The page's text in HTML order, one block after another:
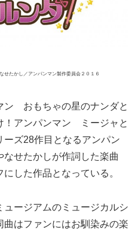
せたかし／アンパンマン製作委員会２０１６
ン おもちゃの星のナンダと
！アンパンマン ミージャと
ズ28作目となるアンパン
せたかしが作詞した楽曲
した作品となっている。
ージアムのミュージカルシ
曲はファンにはお馴染みの楽